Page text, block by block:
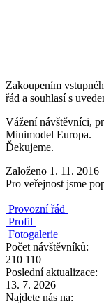
Zakoupením
řád a souhlasí s
Vážení návštěvníci,
Minimodel Europa.
Ďekujeme.
Založeno 1. 11. 2016
Pro veřejnost jsme
Provozní řád
Profil
Fotogalerie
Počet návštěvníků:
210 110
Poslední aktualizace:
13. 7. 2026
Najdete nás na: